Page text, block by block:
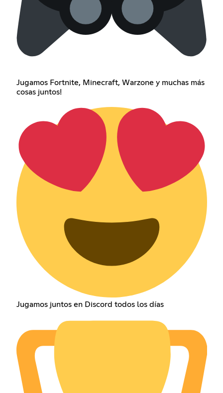
Jugamos Fortnite, Minecraft, Warzone y muchas más
cosas juntos!
Jugamos juntos en Discord todos los días